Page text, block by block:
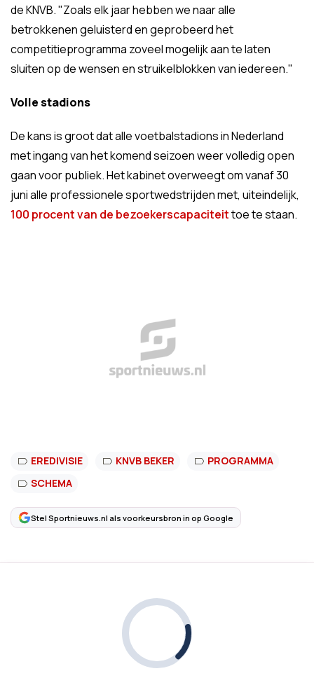
de KNVB. "Zoals elk jaar hebben we naar alle
betrokkenen geluisterd en geprobeerd het
competitieprogramma zoveel mogelijk aan te laten
sluiten op de wensen en struikelblokken van iedereen."
Volle stadions
De kans is groot dat alle voetbalstadions in Nederland
met ingang van het komend seizoen weer volledig open
gaan voor publiek. Het kabinet overweegt om vanaf 30
juni alle professionele sportwedstrijden met, uiteindelijk,
100 procent van de bezoekerscapaciteittoe te staan.
EREDIVISIE KNVB BEKER
PROGRAMMA
SCHEMA
Stel Sportnieuws.nl als voorkeursbron in op Google